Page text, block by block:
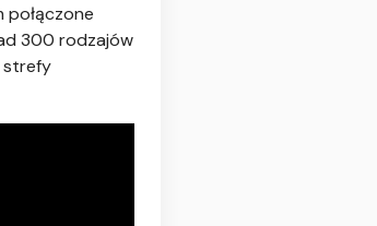
300 rodzajów
strefy